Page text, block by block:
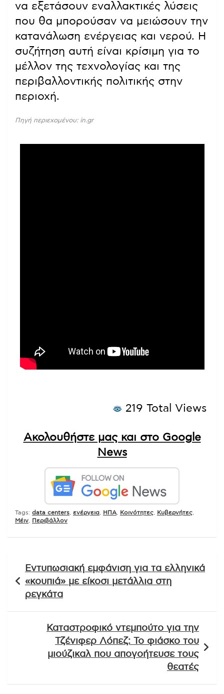
να εξετάσουν εναλλακτικές λύσεις
που θα μπορούσαν να μειώσουν την
κατανάλωση ενέργειας και νερού. Η
συζήτηση αυτή είναι κρίσιμη για το
μέλλον της τεχνολογίας και της
περιβαλλοντικής πολιτικής στην
περιοχή.
Πηγή περιεχομένου: in.gr
219 Total Views
Ακολουθήστε μας και στο Google
News
Tags: data centers ενέργεια ΗΠΑ Κοινότητες Κυβερνήτες
Μέιν
Περιβάλλον
άρθρων
Εντυπωσιακή εμφάνιση για τα ελληνικά
«κουπιά» με είκοσι μετάλλια στη
ρεγκάτα
Καταστροφικό ντεμπούτο για την
Τζένιφερ Λόπεζ: Το φιάσκο του
μιούζικαλ που απογοήτευσε τους
θεατές